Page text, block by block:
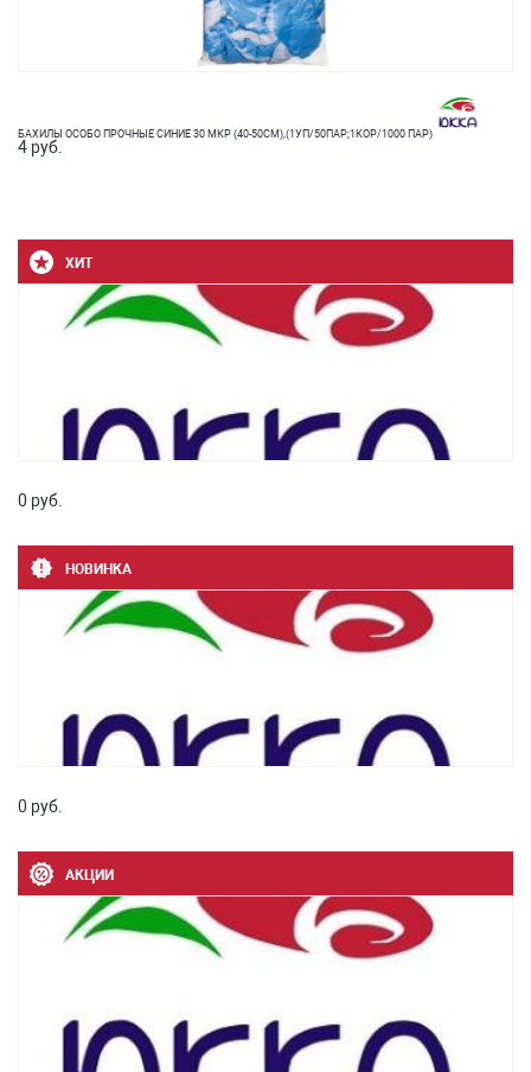
БАХИЛЫ ОСОБО ПРОЧНЫЕ СИНИЕ 30 МКР (40-50СМ),(1УП/50ПАР;1КОР/1000 ПАР)
4 руб.
ХИТ
0 руб.
НОВИНКА
0 руб.
АКЦИИ